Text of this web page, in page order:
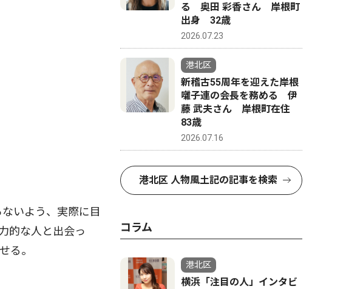
いよう、実際に目
的な人と出会っ
る。
る 奥田 彩香さん 岸根町
出身 32歳
2026.07.23
港北区
新稽古55周年を迎えた岸根
囃子連の会長を務める 伊
藤 武夫さん 岸根町在住
83歳
2026.07.16
港北区 人物風土記の記事を検索
コラム
港北区
横浜「注目の人」インタビ